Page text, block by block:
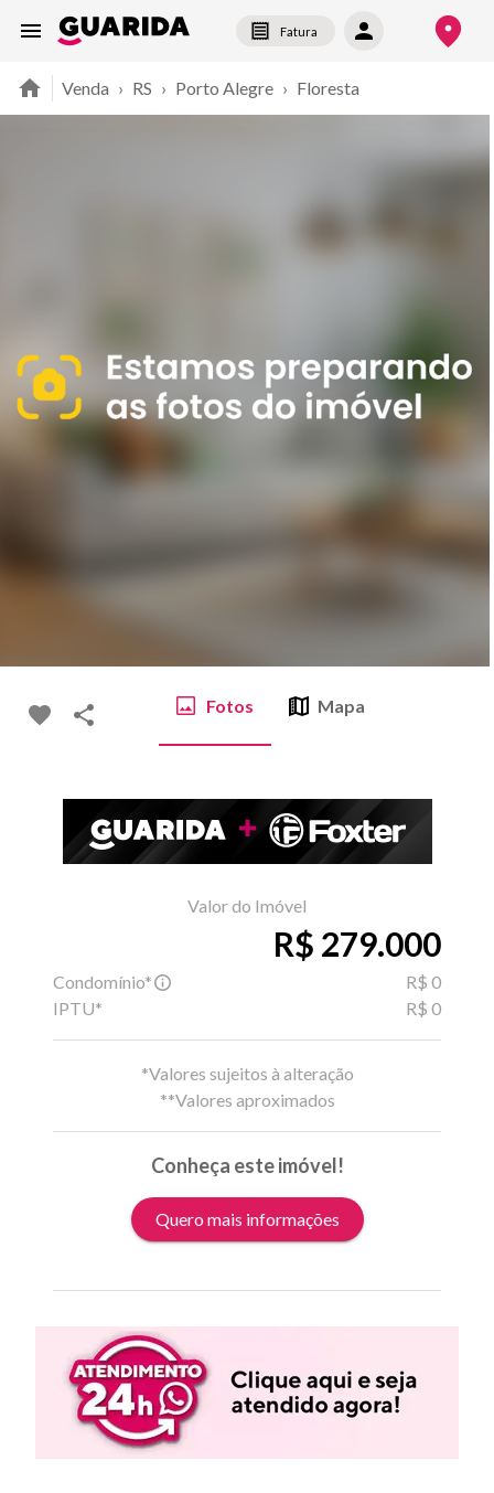
Fatura
Venda › RS › Porto Alegre › Floresta
Fotos Mapa
Valor do Imóvel
R$ 279.000
Condomínio*
R$ 0
IPTU*
R$ 0
*Valores sujeitos à alteração
**Valores aproximados
Conheça este imóvel!
Quero mais informações